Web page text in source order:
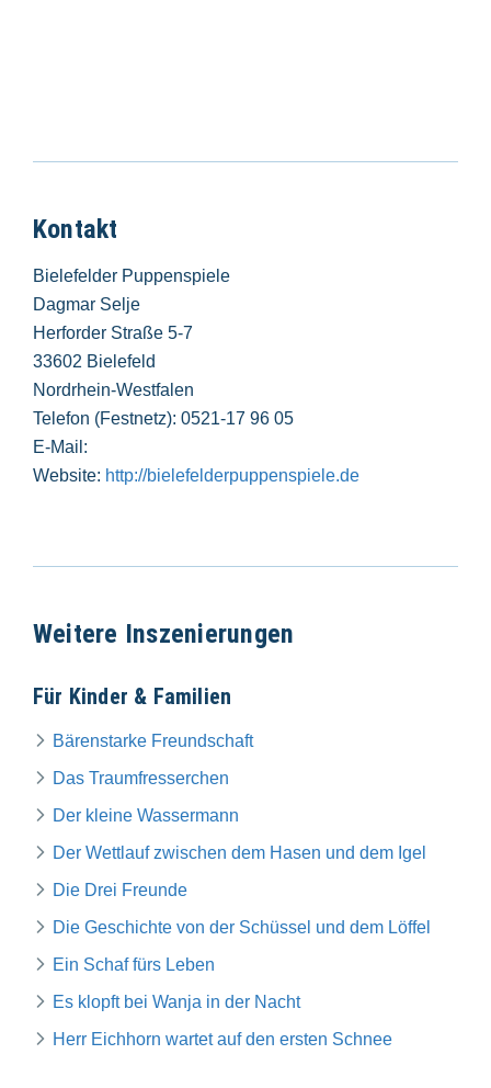
Kontakt
Bielefelder Puppenspiele
Dagmar Selje
Herforder Straße 5-7
33602 Bielefeld
Nordrhein-Westfalen
Telefon (Festnetz): 0521-17 96 05
E-Mail:
Website: http://bielefelderpuppenspiele.de
Weitere Inszenierungen
Für Kinder & Familien
Bärenstarke Freundschaft
Das Traumfresserchen
Der kleine Wassermann
Der Wettlauf zwischen dem Hasen und dem Igel
Die Drei Freunde
Die Geschichte von der Schüssel und dem Löffel
Ein Schaf fürs Leben
Es klopft bei Wanja in der Nacht
Herr Eichhorn wartet auf den ersten Schnee